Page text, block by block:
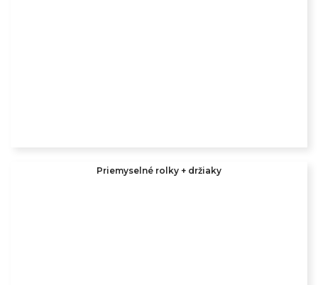
Priemyselné rolky + držiaky